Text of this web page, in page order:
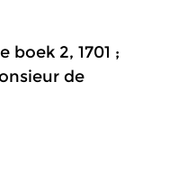
boek 2, 1701 ;
de